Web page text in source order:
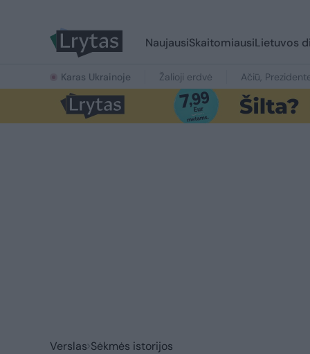
NaujausiSkaitomiausiLietuvos
Karas Ukrainoje Žalioji erdvė Ačiū,
Verslas Sėkmės istorijos